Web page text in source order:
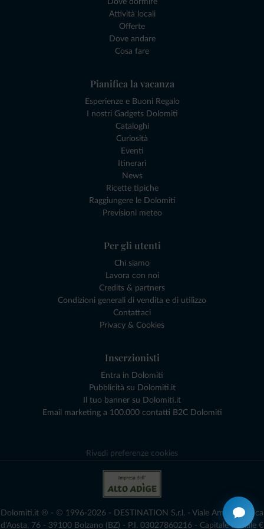
Dove dormire
Attività locali
Offerte
Dove andare
Cosa fare
Pianifica la vacanza
Esperienze e Buoni Regalo
I nostri Gadgets Dolomiti
Cataloghi
Curiosità
Eventi
Itinerari
News
Ricette tipiche
Raggiungere le Dolomiti
Previsioni meteo
Per gli utenti
Chi siamo
Lavora con noi
Credits & partners
Condizioni generali di vendita e di utilizzo
Contattaci
Privacy & Cookies
Inserzionisti
Entra in Dolomiti
Pubblicità su Dolomiti.it
Il tuo banner su Dolomiti.it
Email marketing a 100.000 contatti B2C Dolomiti
Rivedi preferenze cookies
Dolomiti.it ® - © 1996-2026 - DESTINATION S.r.l. - Viale Amedeo Duca
d'Aosta, 76 - 39100 Bolzano (BZ) - P.I. 03027860216 - Capitale Sociale €